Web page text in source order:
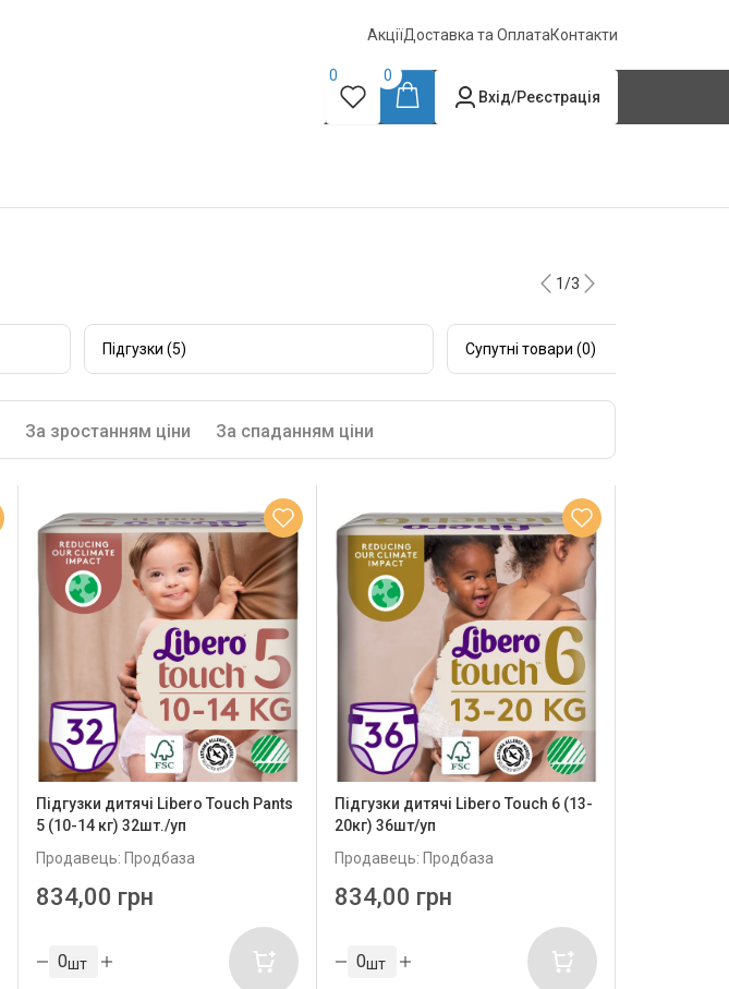
АкціїДоставка та ОплатаКонтакти
0
0
Вхід/Реєстрація
1/3
Підгузки (5) Супутні товари (0)
За зростанням ціни За спаданням ціни
Підгузки дитячі Libero Touch Pants
5 (10-14 кг) 32шт./уп
Продавець: Продбаза
834,00 грн
шт
Підгузки дитячі Libero Touch 6 (13-
20кг) 36шт/уп
Продавець: Продбаза
834,00 грн
шт